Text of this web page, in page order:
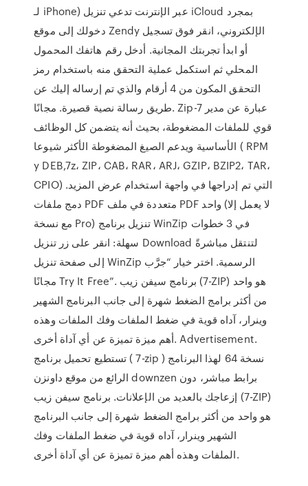
لـ iPhone) عبر الإنترنت تدعي تنزيل iCloud بمجرد
دخولك إلى موقع Zendy الإلكتروني، انقر فوق تسجيل
أو ابدأ تجربتك المجانية. أدخل رقم هاتفك المحمول
المحلي ثم استكمل عملية التحقق منه باستخدام رمز
التحقق المكون من 4 أرقام والذي تم إرساله إليك عن
طريق رسالة نصية قصيرة. مجانًا. Zip-7 عبارة عن مدير
قوي للملفات المضغوطة، بحيث أنه يتضمن كل الوظائف
الأساسية ويدعم الصيغ المضغوطة الأكثر شيوعا ( RPM
y DEB,7z، ZIP، CAB، RAR، ARJ، GZIP، BZIP2، TAR،
CPIO) التي تم إدراجها في واجهة استخدام عرض المزيد.
دمج ملفات PDF متعددة في ملف PDF واحد (لا يعمل إلا
مع نسخة Pro) تنزيل برنامج WinZip في 3 خطوات
سهلة: انقر على زر تنزيل Download لتنتقل مباشرةً
إلى صفحة تنزيل WinZip الرسمية. اختر خيار “جرَّب
مجانًا Try It Free”. برنامج سيفن زيب (7-ZIP) هو واحد
من أكثر برامج الضغط شهرة إلى جانب البرنامج الشهير
وينرار، آداه قوية في ضغط الملفات وفك الملفات وهذه
أهم ميزة تميزة عن أي آداة أخرى. Advertisement.
تستطيع تحميل برنامج ( 7-zip ) نسخة 64 لهذا البرنامج
الرائع من موقع داونزن downzen برابط مباشر، دون
إزعاجك بالعديد من الإعلانات. برنامج سيفن زيب (7-ZIP)
هو واحد من أكثر برامج الضغط شهرة إلى جانب البرنامج
الشهير وينرار، آداه قوية في ضغط الملفات وفك
الملفات وهذه أهم ميزة تميزة عن أي آداة أخرى.